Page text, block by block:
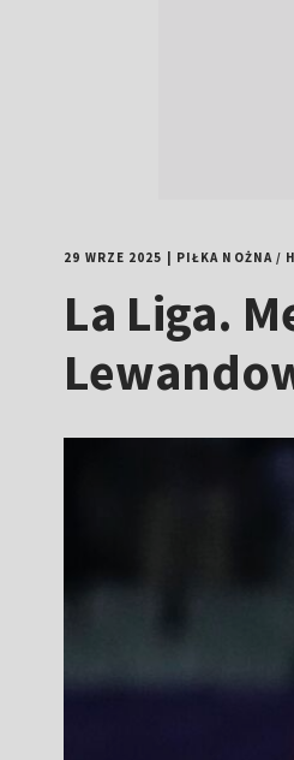
29 WRZE 2025 PIŁKA NOŻNA/
La Liga.